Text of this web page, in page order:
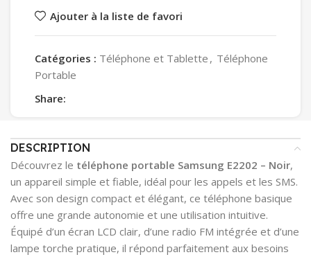
Ajouter à la liste de favori
Catégories : Téléphone et Tablette , Téléphone
Portable
Share:
DESCRIPTION
Découvrez le téléphone portable Samsung E2202 – Noir,
un appareil simple et fiable, idéal pour les appels et les SMS.
Avec son design compact et élégant, ce téléphone basique
offre une grande autonomie et une utilisation intuitive.
Équipé d’un écran LCD clair, d’une radio FM intégrée et d’une
lampe torche pratique, il répond parfaitement aux besoins